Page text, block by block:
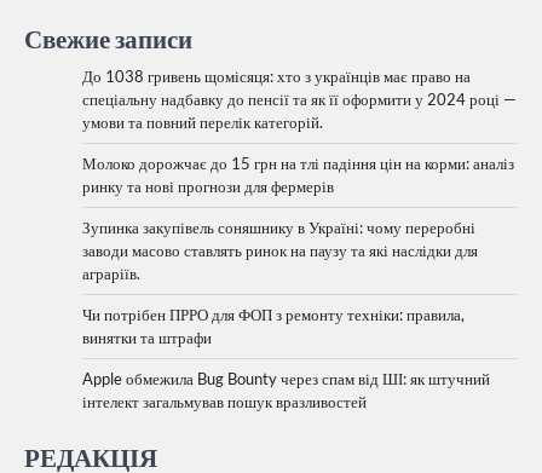
Свежие записи
До 1038 гривень щомісяця: хто з українців має право на
спеціальну надбавку до пенсії та як її оформити у 2024 році —
умови та повний перелік категорій.
Молоко дорожчає до 15 грн на тлі падіння цін на корми: аналіз
ринку та нові прогнози для фермерів
Зупинка закупівель соняшнику в Україні: чому переробні
заводи масово ставлять ринок на паузу та які наслідки для
аграріїв.
Чи потрібен ПРРО для ФОП з ремонту техніки: правила,
винятки та штрафи
Apple обмежила Bug Bounty через спам від ШІ: як штучний
інтелект загальмував пошук вразливостей
РЕДАКЦІЯ